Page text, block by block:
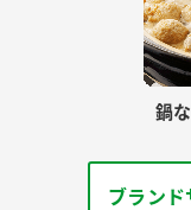
鍋
ブランド